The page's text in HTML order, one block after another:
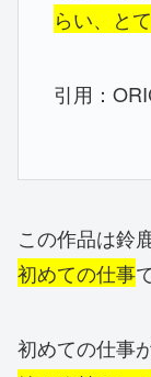
らい、と
引用：
この作品は鈴
初めての仕事
初めての仕事